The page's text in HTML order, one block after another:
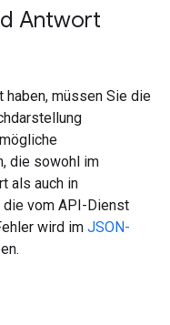
Antwort
haben, müssen Sie die
die sowohl im
als auch in
die vom API-Dienst
wird im JSON-